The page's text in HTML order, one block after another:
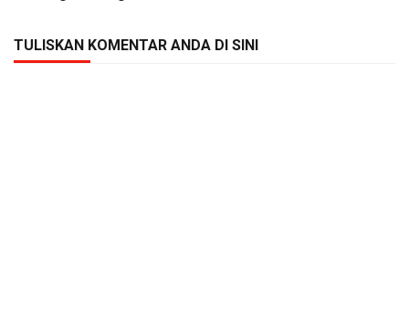
TULISKAN KOMENTAR ANDA DI SINI